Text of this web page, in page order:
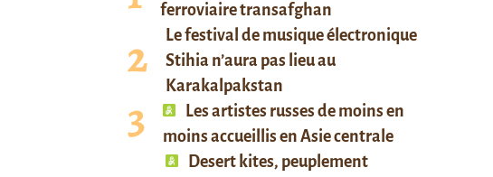
ferroviaire transafghan
Le festival de musique électronique
Stihia n’aura pas lieu au
Karakalpakstan
Les artistes russes de moins en
moins accueillis en Asie centrale
Desert kites, peuplement